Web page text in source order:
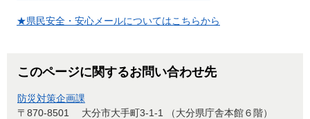
★県民安全・安心メールについてはこちらから
このページに関するお問い合わせ先
防災対策企画課
〒870-8501
大分市大手町3-1-1 （大分県庁舎本館６階）